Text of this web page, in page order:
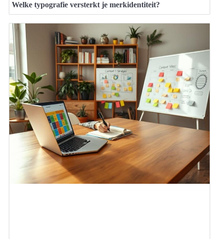
Welke typografie versterkt je merkidentiteit?